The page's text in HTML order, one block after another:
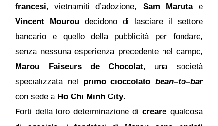
francesi, vietnamiti d’adozione, Sam Marutae
Vincent Mourou decidono di lasciare il settore
bancario e quello della pubblicità per fondare,
senza nessuna esperienza precedente nel campo,
Marou Faiseurs de Chocolat, una società
specializzata nel primo cioccolato bean–to–bar
con sede a Ho Chi Minh City.
Forti della loro determinazione dicreare qualcosa